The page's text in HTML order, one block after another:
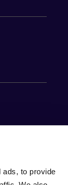
ads, to provide